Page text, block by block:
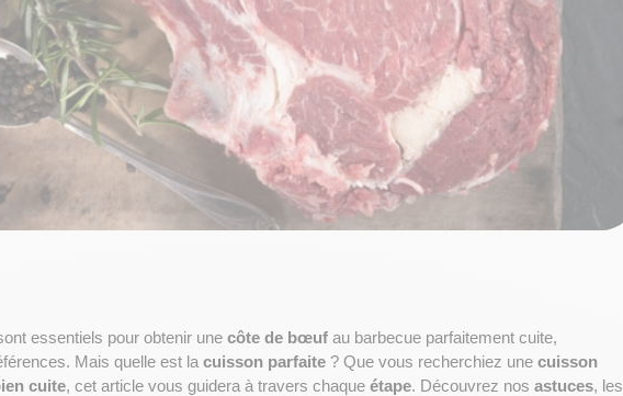
essentiels pour obtenir une côte de bœuf au barbecue parfaitement cuite,
Mais quelle est la cuisson parfaite ? Que vous recherchiez une cuisson
cuite, cet article vous guidera à travers chaque étape. Découvrez nos astuces, les